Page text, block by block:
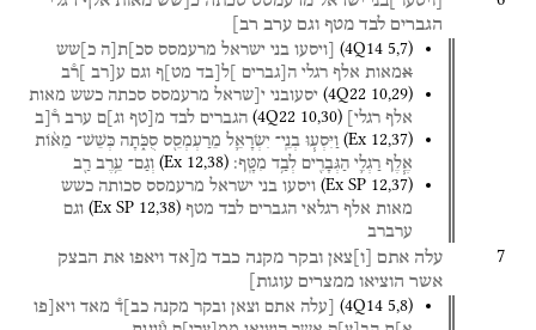
הגברים לבד מטף וגם ערב רב]
(4Q14 5,7) [ויסעו בני ישראל מרעמסס סכ]ת[ה כ]שש
אמאות אלף רגלי ה[גברים ]ל[בד מט]ף וגם ע[רב ]ר֯ב
(4Q22 10,29) יסעובני י[שראל מרעמסס סכתה כשש מאות
אלף רגלי] (4Q22 10,30) הגברים לבד מ[טף וג]ם ערב ר֯[ב
(Ex 12,37) וַיִּסְע֧וּ בְנֵֽי־ יִשְׂרָאֵ֛ל מֵרַעְמְסֵ֖ס סֻכֹּ֑תָה כְּשֵׁשׁ־ מֵא֨וֹת
אֶ֧לֶף רַגְלִ֛י הַגְּבָרִ֖ים לְבַ֥ד מִטָּֽף׃ (Ex 12,38) וְגַם־ עֵ֥רֶב רַ֖ב
(Ex SP 12,37) ויסעו בני ישראל מרעמסס סכותה כשש
מאות אלף רגלאי הגברים לבד מטף (Ex SP 12,38)
וגם
ערברב
7 עלה אתם ו צאן ובקר מקנה כבד מ[אד ויאפו את הבצק
אשר הוציאו ממצרים עוגות]
(4Q14 5,8) [עלה אתם וצאן ובקר מקנה כב]ד֯ מאד ויא[פו